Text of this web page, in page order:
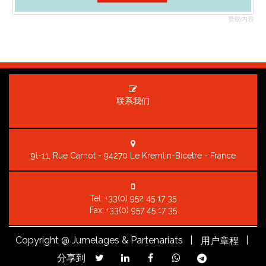
赞助内容
联系我们
9t-11, Rue Carnot - 94270 Le Kremlin-Bicetre - France
Tel: +33(0) 952 45 17 35
Fax: +33(0) 957 45 17 35
Copyright@ Jumelages & Partenariats | 用户章程
分享到